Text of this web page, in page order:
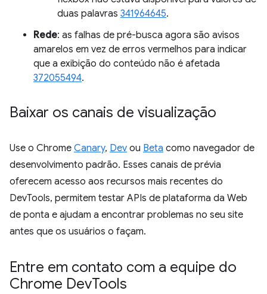
duas palavras 341964645.
Rede: as falhas de pré-busca agora são avisos
amarelos em vez de erros vermelhos para indicar
que a exibição do conteúdo não é afetada
372055494.
Baixar os canais de visualização
Use o Chrome Canary, Dev ou Beta como navegador de
desenvolvimento padrão. Esses canais de prévia
oferecem acesso aos recursos mais recentes do
DevTools, permitem testar APIs de plataforma da Web
de ponta e ajudam a encontrar problemas no seu site
antes que os usuários o façam.
Entre em contato com a equipe do
Chrome DevTools